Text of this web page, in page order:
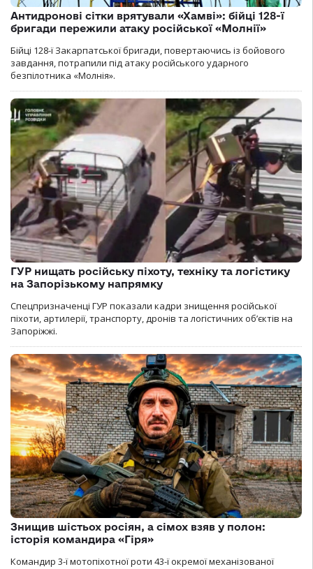
Антидронові сітки врятували «Хамві»: бійці 128-ї
бригади пережили атаку російської «Молнії»
Бійці 128-ї Закарпатської бригади, повертаючись із бойового
завдання, потрапили під атаку російського ударного
безпілотника «Молнія».
ГУР нищать російську піхоту, техніку та логістику
на Запорізькому напрямку
Спецпризначенці ГУР показали кадри знищення російської
піхоти, артилерії, транспорту, дронів та логістичних об’єктів на
Запоріжжі.
Знищив шістьох росіян, а сімох взяв у полон:
історія командира «Гіря»
Командир 3-ї мотопіхотної роти 43-ї окремої механізованої